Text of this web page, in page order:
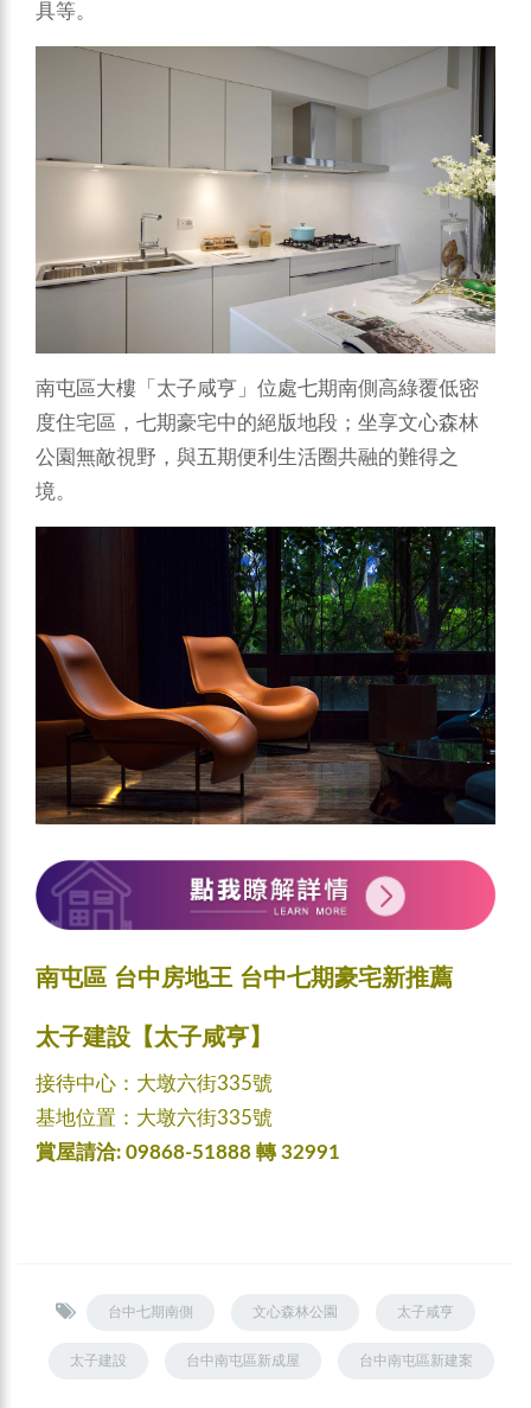
具等。
南屯區大樓「太子咸亨」位處七期南側高綠覆低密
度住宅區，七期豪宅中的絕版地段；坐享文心森林
公園無敵視野，與五期便利生活圈共融的難得之
境。
南屯區 台中房地王 台中七期豪宅新推薦
太子建設【太子咸亨】
接待中心：大墩六街335號
基地位置：大墩六街335號
賞屋請洽: 09868-51888 轉 32991
台中七期南側 文心森林公園 太子咸亨
太子建設 台中南屯區新成屋 台中南屯區新建案